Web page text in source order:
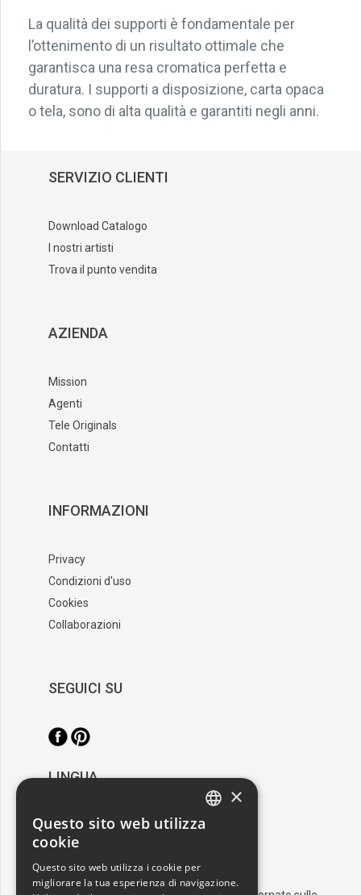
La qualità dei supporti è fondamentale per
l’ottenimento di un risultato ottimale che
garantisca una resa cromatica perfetta e
duratura. I supporti a disposizione, carta opaca
o tela, sono di alta qualità e garantiti negli anni.
SERVIZIO CLIENTI
Download Catalogo
I nostri artisti
Trova il punto vendita
AZIENDA
Mission
Agenti
Tele Originals
Contatti
INFORMAZIONI
Privacy
Condizioni d'uso
Cookies
Collaborazioni
SEGUICI SU
LINGUA
×
Questo sito web utilizza
cookie
Questo sito web utilizza i cookie per
migliorare la tua esperienza di navigazione.